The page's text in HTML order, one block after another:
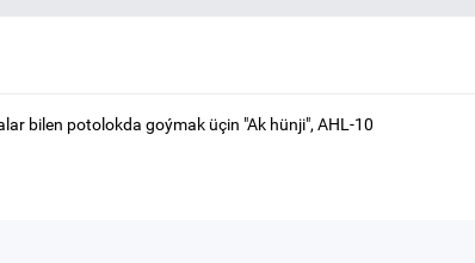
bilen potolokda goýmak üçin "Ak hünji", AHL-10